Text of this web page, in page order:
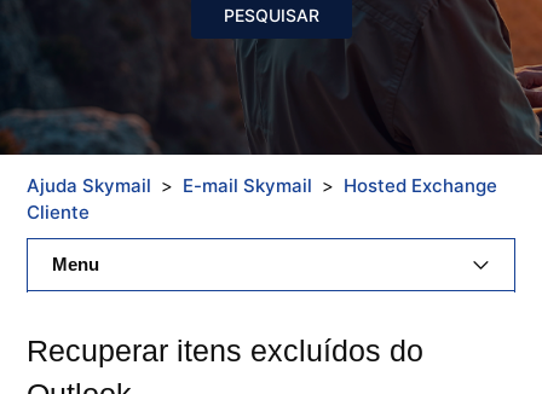
Ajuda Skymail E-mail Skymail
Hosted Exchange
Cliente
Menu
Cloud Skymail
Recuperar itens excluídos do